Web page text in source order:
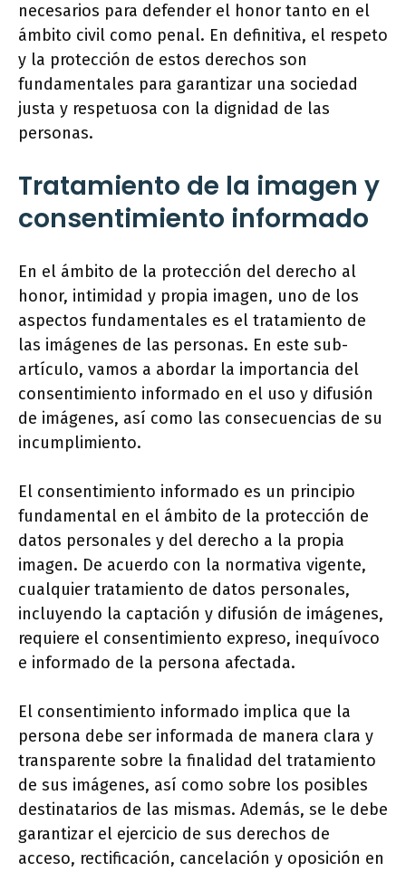
necesarios para defender el honor tanto en el
ámbito civil como penal. En definitiva, el respeto
y la protección de estos derechos son
fundamentales para garantizar una sociedad
justa y respetuosa con la dignidad de las
personas.
Tratamiento de la imagen y
consentimiento informado
En el ámbito de la protección del derecho al
honor, intimidad y propia imagen, uno de los
aspectos fundamentales es el tratamiento de
las imágenes de las personas. En este sub-
artículo, vamos a abordar la importancia del
consentimiento informado en el uso y difusión
de imágenes, así como las consecuencias de su
incumplimiento.
El consentimiento informado es un principio
fundamental en el ámbito de la protección de
datos personales y del derecho a la propia
imagen. De acuerdo con la normativa vigente,
cualquier tratamiento de datos personales,
incluyendo la captación y difusión de imágenes,
requiere el consentimiento expreso, inequívoco
e informado de la persona afectada.
El consentimiento informado implica que la
persona debe ser informada de manera clara y
transparente sobre la finalidad del tratamiento
de sus imágenes, así como sobre los posibles
destinatarios de las mismas. Además, se le debe
garantizar el ejercicio de sus derechos de
acceso, rectificación, cancelación y oposición en